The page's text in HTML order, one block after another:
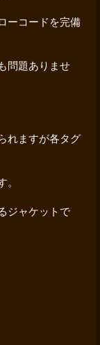
ーコードを完備
問題ありませ
れますが各タグ
。
ジャケットで